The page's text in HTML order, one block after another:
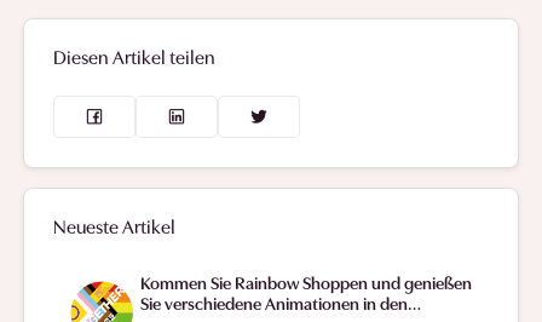
Neueste Artikel
Kommen Sie Rainbow Shoppen und genießen
Sie verschiedene Animationen in den
Diesen Artikel teilen